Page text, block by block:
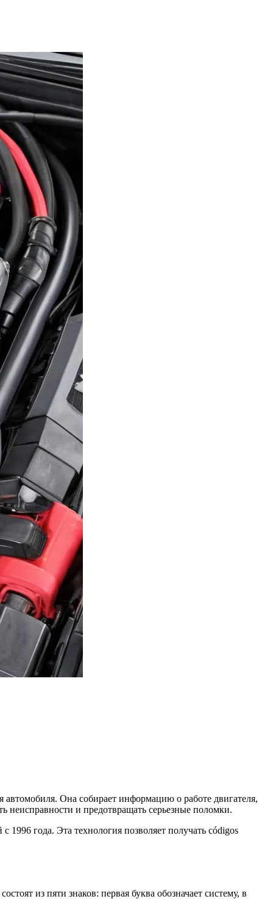
автомобиля. Она собирает информацию о работе двигателя,
неисправности и предотвращать серьезные поломки.
1996 года. Эта технология позволяет получать códigos
из пяти знаков: первая буква обозначает систему, в